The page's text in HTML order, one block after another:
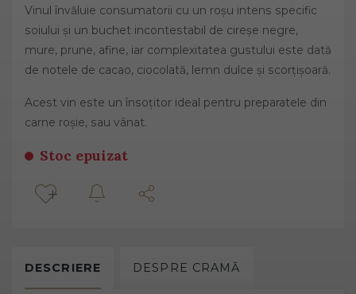
Vinul învăluie consumatorii cu un roșu intens specific
soiului și un buchet incontestabil de cireșe negre,
mure, prune, afine, iar complexitatea gustului este dată
de notele de cacao, ciocolată, lemn dulce și scorțișoară.
Acest vin este un însoțitor ideal pentru preparatele din
carne roșie, sau vânat.
Stoc epuizat
DESCRIERE DESPRE CRAMĂ